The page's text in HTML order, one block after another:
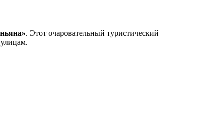
. Этот очаровательный туристический